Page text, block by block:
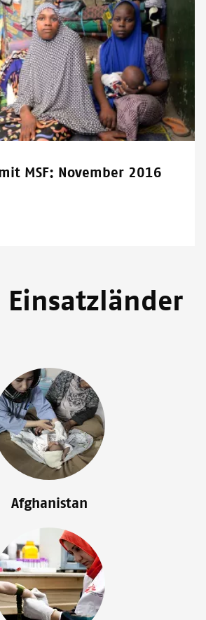
MSF: November 2016
Einsatzländer
Afghanistan